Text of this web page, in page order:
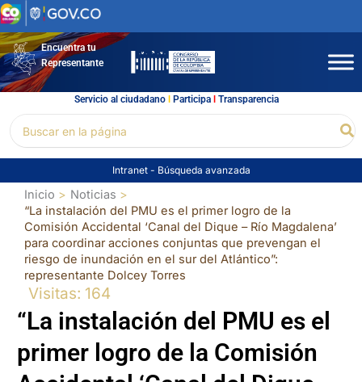
Ir
al
contenidoEncuentra tu
Representante
Servicio al ciudadano l Participal Transparencia
por:
Intranet - Búsqueda avanzada
Inicio
Noticias
“La instalación del PMU es el primer logro de la
Comisión Accidental ‘Canal del Dique – Río Magdalena’
para coordinar acciones conjuntas que prevengan el
riesgo de inundación en el sur del Atlántico”:
representante Dolcey Torres
Visitas: 164
“La instalación del PMU es el
primer logro de la Comisión